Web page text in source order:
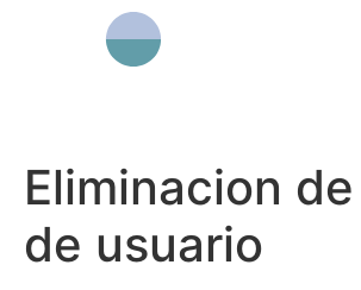
Eliminacion
de usuario